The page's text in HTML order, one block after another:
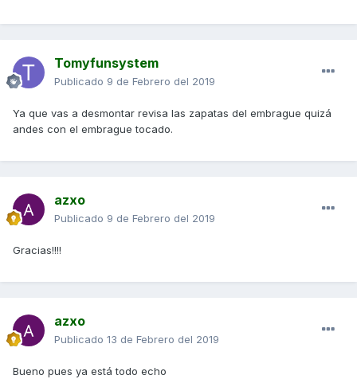
Tomyfunsystem
Publicado 9 de Febrero del 2019
Ya que vas a desmontar revisa las zapatas del embrague quizá
andes con el embrague tocado.
azxo
Publicado 9 de Febrero del 2019
Gracias!!!!
azxo
Publicado 13 de Febrero del 2019
Bueno pues ya está todo echo